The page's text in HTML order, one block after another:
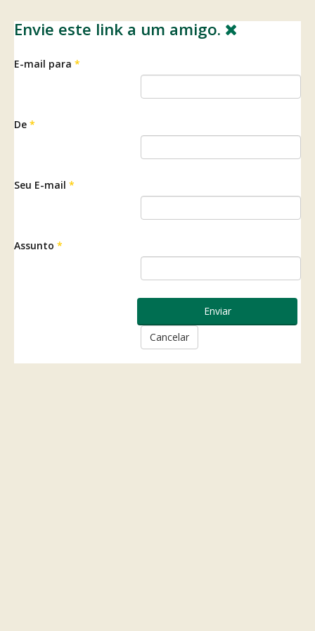
Envie este link a um amigo.
E-mail para *
De *
Seu E-mail *
Assunto *
Enviar
Cancelar